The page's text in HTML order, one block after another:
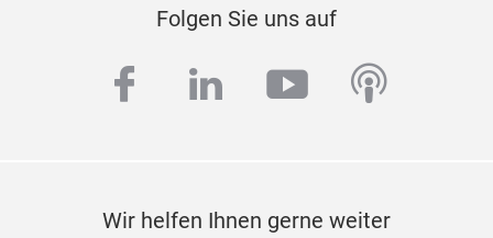
Folgen Sie uns auf
facebook
linkedinyoutube
Wir helfen Ihnen gerne weiter